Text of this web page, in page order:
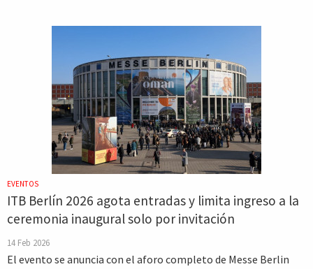
EVENTOS
ITB Berlín 2026 agota entradas y limita ingreso a la
ceremonia inaugural solo por invitación
14 Feb 2026
El evento se anuncia con el aforo completo de Messe Berlin